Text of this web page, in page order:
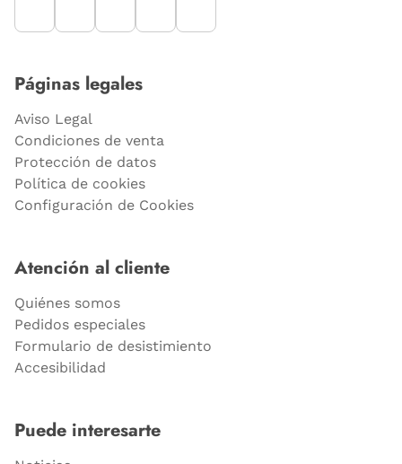
Páginas legales
Aviso Legal
Condiciones de venta
Protección de datos
Política de cookies
Configuración de Cookies
Atención al cliente
Quiénes somos
Pedidos especiales
Formulario de desistimiento
Accesibilidad
Puede interesarte